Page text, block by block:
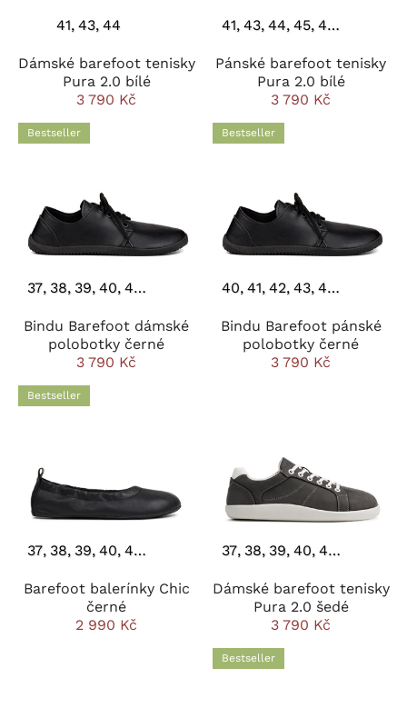
41 43 44
Dámské barefoot tenisky
Pura 2.0 bílé
3 790 Kč
41 43 44 45 46
Pánské barefoot tenisky
Pura 2.0 bílé
3 790 Kč
Bestseller
37 38 39 40 41
Bindu Barefoot dámské
polobotky černé
3 790 Kč
Bestseller
40 41 42 43 44
Bindu Barefoot pánské
polobotky černé
3 790 Kč
Bestseller
37 38 39 40 42
Barefoot balerínky Chic
černé
2 990 Kč
37 38 39 40 41
Dámské barefoot tenisky
Pura 2.0 šedé
3 790 Kč
Bestseller